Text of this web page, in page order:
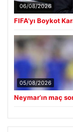
06/08/2026
FIFA’yı Boykot
05/08/2026
Neymar’ın maç